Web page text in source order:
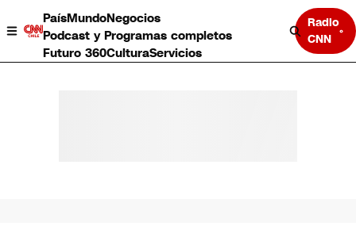
PaísMundoNegocios
Podcast y Programas completos
Futuro 360CulturaServicios
Radio
CNN